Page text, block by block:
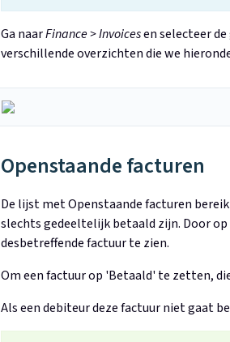
Ga naarFinance > Invoicesen selecteer
verschillende overzichten die we
Openstaande facturen
De lijst met Openstaande facturen
slechts gedeeltelijk betaald zijn. Door
desbetreffende factuur te zien.
Om een factuur op 'Betaald' te zetten,
Als een debiteur deze factuur niet gaat